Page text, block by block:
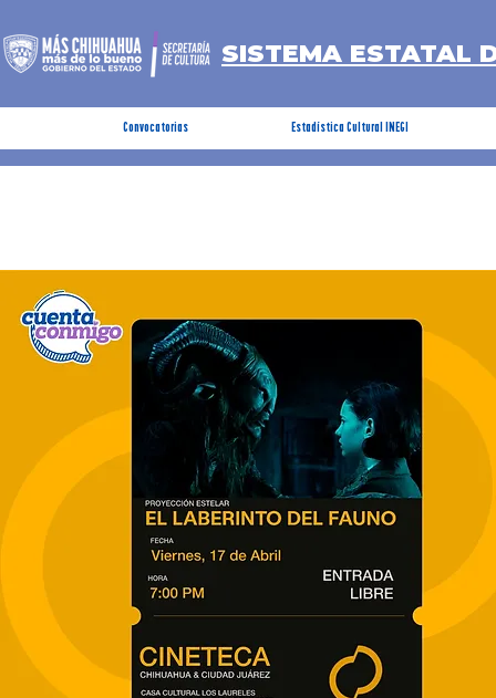
SISTEMA ESTATAL
Convocatorias Estadística Cultural INEGI